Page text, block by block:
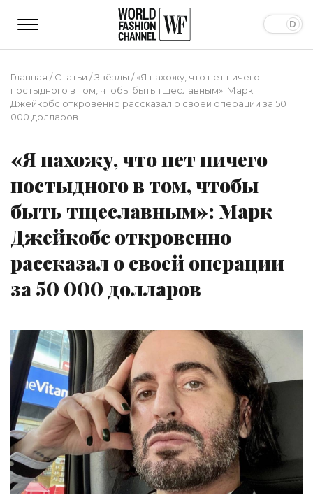
Главная /Статьи /Звёзды /«Я нахожу, что нет ничего
постыдного в том, чтобы быть тщеславным»: Марк
Джейкобс откровенно рассказал о своей операции за 50
000 долларов
«Я нахожу, что нет ничего
постыдного в том, чтобы
быть тщеславным»: Марк
Джейкобс откровенно
рассказал о своей операции
за 50 000 долларов